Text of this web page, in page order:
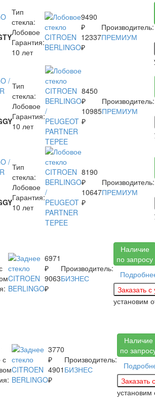
Тип
стекла:
Лобовое
Гарантия:
10 лет
9490
₽
12337
₽
Производитель:
ПРЕМИУМ
/ Тип
стекла:
Лобовое
Гарантия:
10 лет
8450
₽
10985
₽
Производитель:
ПРЕМИУМ
/ Тип
стекла:
Лобовое
Гарантия:
10 лет
8190
₽
10647
₽
Производитель:
ПРЕМИУМ
6971
₽
9063
₽
Производитель:
БИЗНЕС
Наличие
по запросу
установим
с
3770
₽
4901
₽
Производитель:
БИЗНЕС
Наличие
по
установим